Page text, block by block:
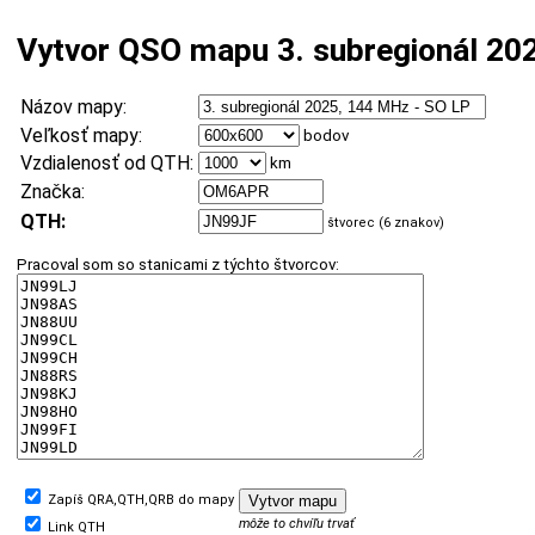
Vytvor QSO mapu 3. subregionál
Názov mapy:
Veľkosť mapy:
bodov
Vzdialenosť od QTH: km
Značka:
QTH:
štvorec (6 znakov)
Pracoval som so stanicami z týchto štvorcov:
Zapíš QRA,QTH,QRB do mapy
môže to chvíľu trvať
Link QTH